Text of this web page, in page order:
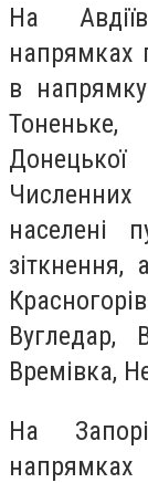
На
напрямках
в
Численних
населені
зіткнення,
Вугледар,
Времівка,
На
напрямках